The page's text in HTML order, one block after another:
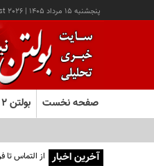
پنجشنبه ۱۵ مرداد ۱۴۰۵ |
2026
صفحه نخست بولتن ۲
آخرین اخبار از التماس تا